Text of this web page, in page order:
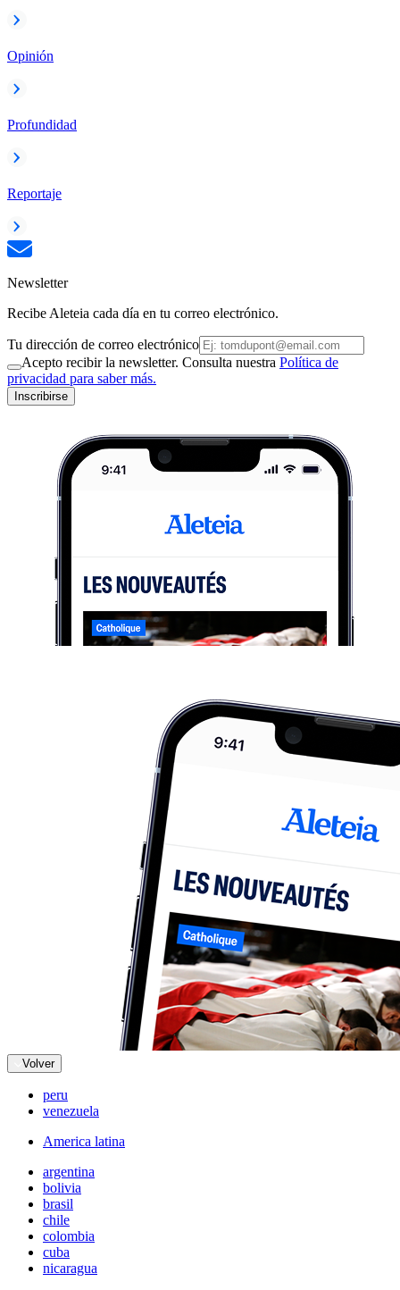
Opinión
Profundidad
Reportaje
Newsletter
Recibe Aleteia cada día en tu correo electrónico.
Tu dirección de correo electrónico
Acepto recibir la newsletter. Consulta nuestra Política de
privacidad para saber más.
Inscribirse
Volver
peru
venezuela
America latina
argentina
bolivia
brasil
chile
colombia
cuba
nicaragua